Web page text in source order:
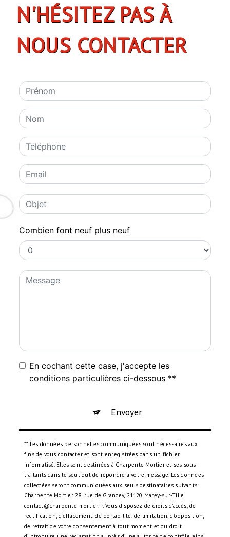
N'HÉSITEZ PAS À
NOUS CONTACTER
Combien font neuf plus neuf
En cochant cette case, j'accepte les
conditions particulières ci-dessous **
Envoyer
** Les données personnelles communiquées sont nécessaires aux
fins de vous contacter et sont enregistrées dans un fichier
informatisé. Elles sont destinées à Charpente Mortier et ses sous-
traitants dans le seul but de répondre à votre message. Les données
collectées seront communiquées aux seuls destinataires suivants:
Charpente Mortier 28, rue de Grancey, 21120 Marey-sur-Tille
contact@charpente-mortier.fr. Vous disposez de droits d’accès, de
rectification, d’effacement, de portabilité, de limitation, d’opposition,
de retrait de votre consentement à tout moment et du droit